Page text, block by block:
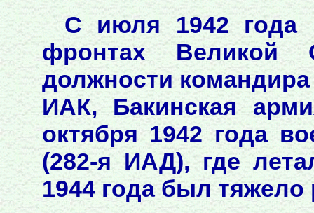
С июля 1942 года
фронтах Великой
должности
ИАК, Бакинская
октября 1942 года
(282-я ИАД), где
1944 года был